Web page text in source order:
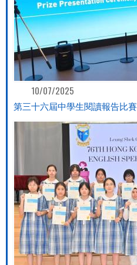
10/07/2025
第三十六屆中學生閱讀報告比賽